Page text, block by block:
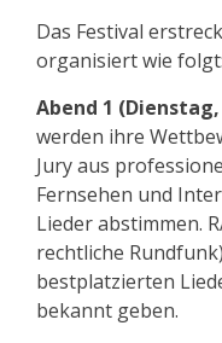
Das Festival
organisiert wie folgt:
Abend 1 (Dienstag,
werden ihre
Jury aus
Fernsehen und
Lieder abstimmen.
rechtliche
bestplatzierten
bekannt geben.